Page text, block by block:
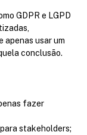
GDPR e LGPD
apenas usar um
conclusão.
fazer
stakeholders;